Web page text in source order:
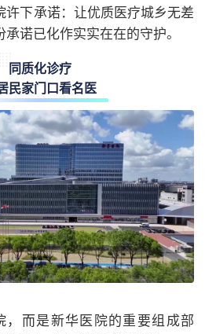
许下承诺：让优质医疗城乡无差
诺已化作实实在在的守护。
同质化诊疗
民家门口看名医
，而是新华医院的重要组成部